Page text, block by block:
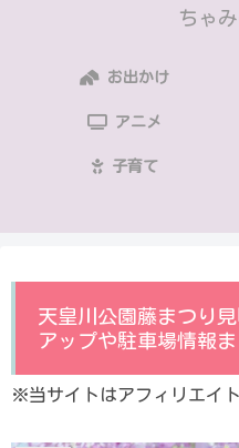
ちゃ
お出かけ
アニメ
子育て
天皇川公園藤まつり
アップや駐車場情報
※当サイトはアフィリエイ